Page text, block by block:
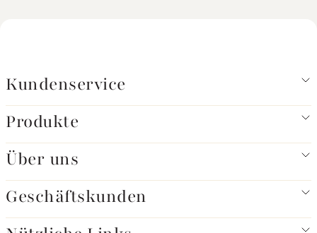
Kundenservice
Produkte
Über uns
Geschäftskunden